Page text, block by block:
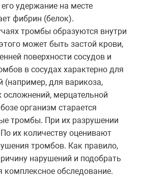
удержание на месте
фибрин (белок).
тромбы образуются внутри
может быть застой крови,
поверхности сосудов и
в сосудах характерно для
(например, для варикоза,
осложнений, мерцательной
организм старается
тромбы. При их разрушении
их количеству оценивают
тромбов. Как правило,
нарушений и подобрать
комплексное обследование.